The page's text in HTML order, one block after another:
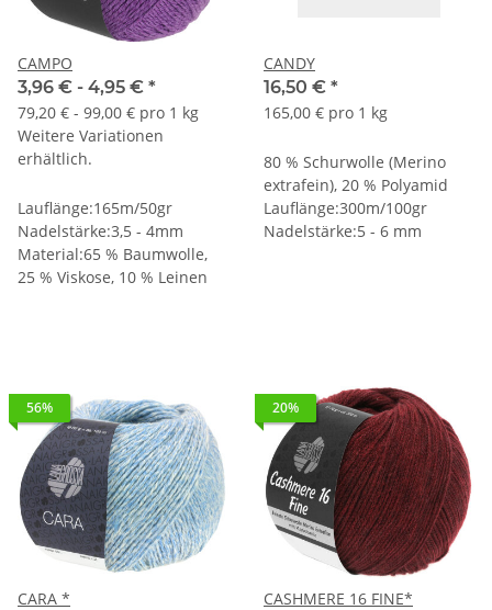
CAMPO
3,96 € - 4,95 € *
79,20 € - 99,00 € pro 1 kg
Weitere Variationen
erhältlich.
Lauflänge:165m/50gr
Nadelstärke:3,5 - 4mm
Material:65 % Baumwolle,
25 % Viskose, 10 % Leinen
CANDY
16,50 € *
165,00 € pro 1 kg
80 % Schurwolle (Merino
extrafein), 20 % Polyamid
Lauflänge:300m/100gr
Nadelstärke:5 - 6 mm
56%
CARA *
20%
CASHMERE 16 FINE*